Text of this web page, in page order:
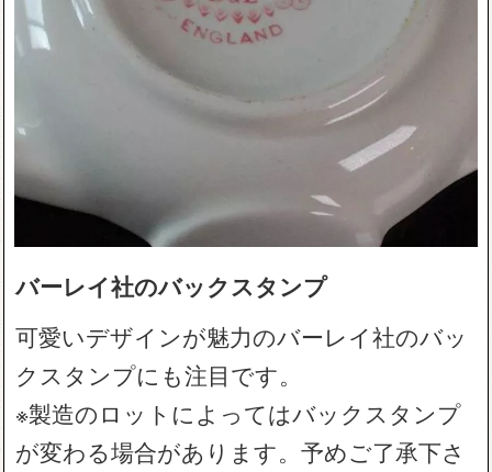
バーレイ社のバックスタンプ
可愛いデザインが魅力のバーレイ社のバッ
クスタンプにも注目です。
※製造のロットによってはバックスタンプ
が変わる場合があります。予めご了承下さ